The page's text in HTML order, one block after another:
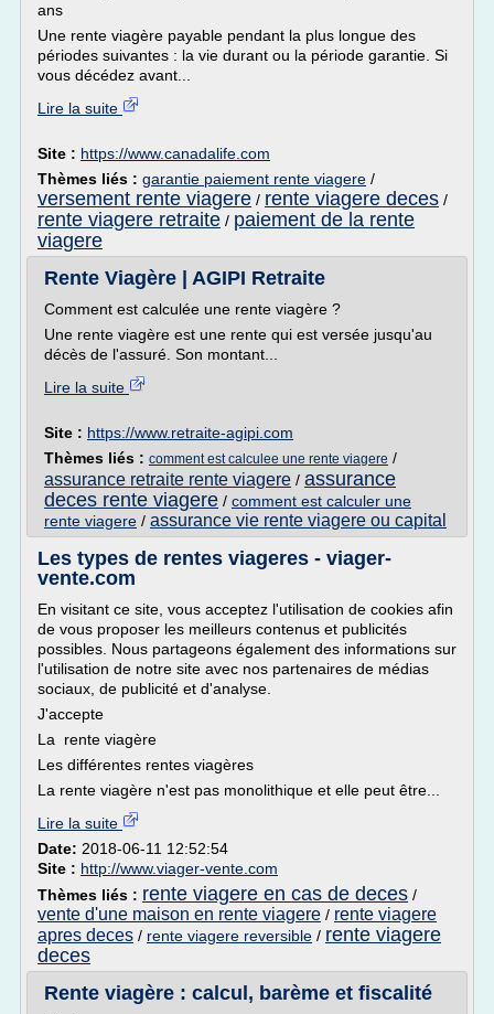
ans
Une rente viagère payable pendant la plus longue des
périodes suivantes : la vie durant ou la période garantie. Si
vous décédez avant...
Lire la suite
Site : https://www.canadalife.com
Thèmes liés : garantie paiement rente viagere /
versement rente viagere / rente viagere deces /
rente viagere retraite / paiement de la rente
viagere
Rente Viagère | AGIPI Retraite
Comment est calculée une rente viagère ?
Une rente viagère est une rente qui est versée jusqu'au
décès de l'assuré. Son montant...
Lire la suite
Site : https://www.retraite-agipi.com
Thèmes liés : comment est calculee une rente viagere /
assurance retraite rente viagere / assurance
deces rente viagere / comment est calculer une
rente viagere / assurance vie rente viagere ou capital
Les types de rentes viageres - viager-
vente.com
En visitant ce site, vous acceptez l'utilisation de cookies afin
de vous proposer les meilleurs contenus et publicités
possibles. Nous partageons également des informations sur
l'utilisation de notre site avec nos partenaires de médias
sociaux, de publicité et d'analyse.
J'accepte
La rente viagère
Les différentes rentes viagères
La rente viagère n'est pas monolithique et elle peut être...
Lire la suite
Date: 2018-06-11 12:52:54
Site : http://www.viager-vente.com
Thèmes liés : rente viagere en cas de deces /
vente d'une maison en rente viagere / rente viagere
apres deces / rente viagere reversible / rente viagere
deces
Rente viagère : calcul, barème et fiscalité